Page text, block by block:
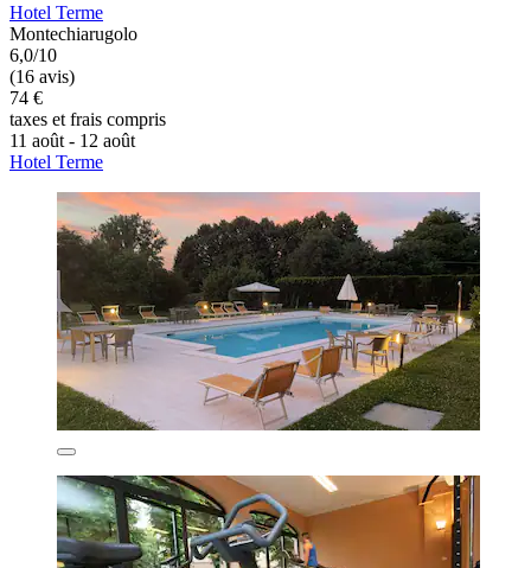
Hotel Terme
Montechiarugolo
6,0/10
(16 avis)
74 €
taxes et frais compris
11 août - 12 août
Hotel Terme